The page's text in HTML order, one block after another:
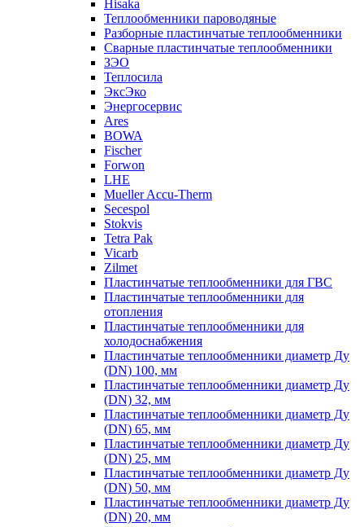
Hisaka
Теплообменники пароводяные
Разборные пластинчатые теплообменники
Сварные пластинчатые теплообменники
ЗЭО
Теплосила
ЭксЭко
Энергосервис
Ares
BOWA
Fischer
Forwon
LHE
Mueller Accu-Therm
Secespol
Stokvis
Tetra Pak
Vicarb
Zilmet
Пластинчатые теплообменники для ГВС
Пластинчатые теплообменники для
отопления
Пластинчатые теплообменники для
холодоснабжения
Пластинчатые теплообменники диаметр Ду
(DN) 100, мм
Пластинчатые теплообменники диаметр Ду
(DN) 32, мм
Пластинчатые теплообменники диаметр Ду
(DN) 65, мм
Пластинчатые теплообменники диаметр Ду
(DN) 25, мм
Пластинчатые теплообменники диаметр Ду
(DN) 50, мм
Пластинчатые теплообменники диаметр Ду
(DN) 20, мм